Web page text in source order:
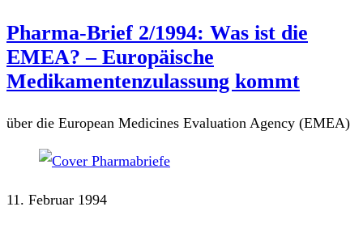
Pharma-Brief 2/1994: Was ist die
EMEA? – Europäische
Medikamentenzulassung kommt
über die European Medicines Evaluation Agency (EMEA)
11. Februar 1994